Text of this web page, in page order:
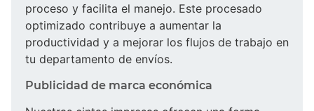
proceso y facilita el manejo. Este procesado
optimizado contribuye a aumentar la
productividad y a mejorar los flujos de trabajo en
tu departamento de envíos.
Publicidad de marca económica